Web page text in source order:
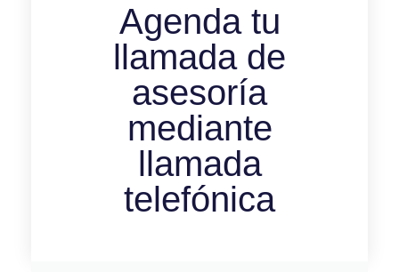
Agenda tu
llamada de
asesoría
mediante
llamada
telefónica